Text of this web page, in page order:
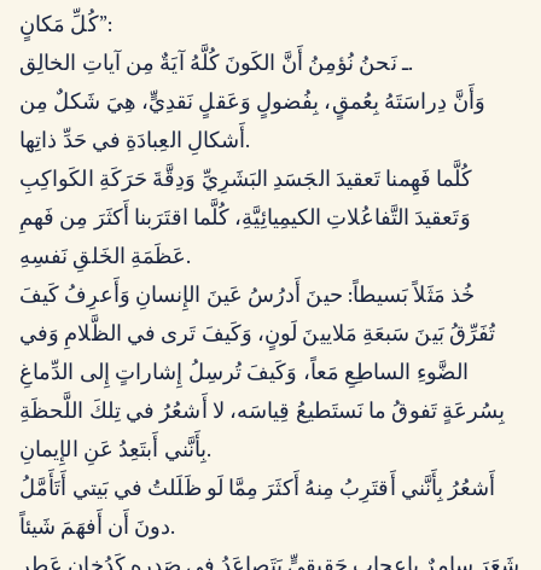
كُلِّ مَكانٍ”:
ـ نَحنُ نُؤمِنُ أَنَّ الكَونَ كُلَّهُ آيَةٌ مِن آياتِ الخالِق.
وَأَنَّ دِراسَتَهُ بِعُمقٍ، بِفُضولٍ وَعَقلٍ نَقدِيٍّ، هِيَ شَكلٌ مِن
أَشكالِ العِبادَةِ في حَدِّ ذاتِها.
كُلَّما فَهِمنا تَعقيدَ الجَسَدِ البَشَرِيِّ وَدِقَّةَ حَرَكَةِ الكَواكِبِ
وَتَعقيدَ التَّفاعُلاتِ الكيمِيائِيَّةِ، كُلَّما اقتَرَبنا أَكثَرَ مِن فَهمِ
عَظَمَةِ الخَلقِ نَفسِهِ.
خُذ مَثَلاً بَسيطاً: حينَ أَدرُسُ عَينَ الإِنسانِ وَأَعرِفُ كَيفَ
تُفَرِّقُ بَينَ سَبعَةِ مَلايينَ لَونٍ، وَكَيفَ تَرى في الظَّلامِ وَفي
الضَّوءِ الساطِعِ مَعاً، وَكَيفَ تُرسِلُ إِشاراتٍ إِلى الدِّماغِ
بِسُرعَةٍ تَفوقُ ما نَستَطيعُ قِياسَه، لا أَشعُرُ في تِلكَ اللَّحظَةِ
بِأَنَّني أَبتَعِدُ عَنِ الإِيمانِ.
أَشعُرُ بِأَنَّني أَقتَرِبُ مِنهُ أَكثَرَ مِمَّا لَو ظَلَلتُ في بَيتي أَتَأَمَّلُ
دونَ أَن أَفهَمَ شَيئاً.